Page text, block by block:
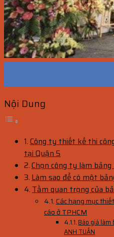
Nội Dung
Công ty thiết kế thi
tại Quận 5
Chọn công ty làm
Làm sao để có một
Tầm quan trọng của
Các hạng mục
cáo ở TPHCM
Báo giá làm
ANH TUẤN